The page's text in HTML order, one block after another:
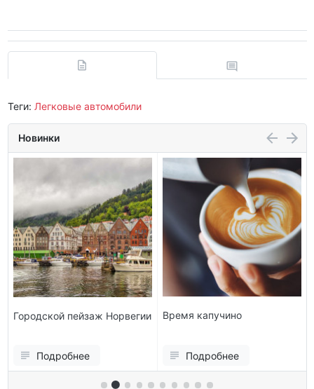
Теги: Легковые автомобили
Новинки
Городской пейзаж Норвегии
Подробнее
Время капучино
Подробнее